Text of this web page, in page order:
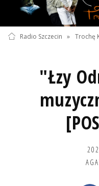
Radio Szczecin » Trochę
"Łzy